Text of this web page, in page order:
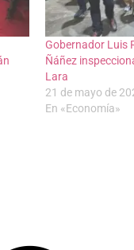
Gobernador Luis
Ñáñez
Lara
21 de mayo de
En «Economía»